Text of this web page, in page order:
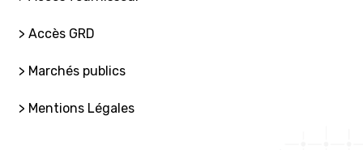
> Accès GRD
> Marchés publics
> Mentions Légales